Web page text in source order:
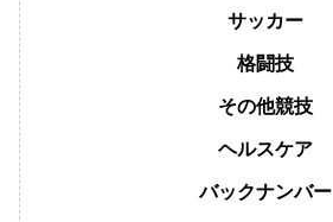
サッカー
格闘技
その他競技
ヘルスケア
バックナンバー